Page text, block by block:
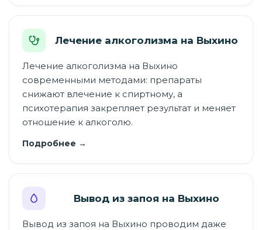
Лечение алкоголизма на Выхино
Лечение алкоголизма на Выхино
современными методами: препараты
снижают влечение к спиртному, а
психотерапия закрепляет результат и меняет
отношение к алкоголю.
Подробнее →
Вывод из запоя на Выхино
Вывод из запоя на Выхино проводим даже